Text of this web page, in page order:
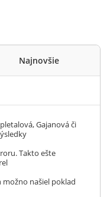
Najnovšie
Gajanová či
Takto ešte
možno našiel poklad